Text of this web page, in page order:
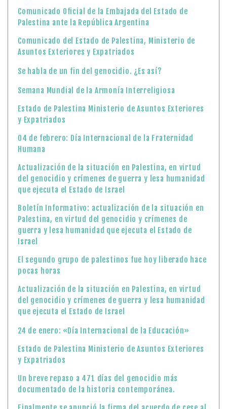
Comunicado Oficial de la Embajada del Estado de
Palestina ante la República Argentina
Comunicado del Estado de Palestina, Ministerio de
Asuntos Exteriores y Expatriados
Se habla de un fin del genocidio. ¿Es así?
Semana Mundial de la Armonía Interreligiosa
Estado de Palestina Ministerio de Asuntos Exteriores
y Expatriados
04 de febrero: Día Internacional de la Fraternidad
Humana
Actualización de la situación en Palestina, en virtud
del genocidio y crímenes de guerra y lesa humanidad
que ejecuta el Estado de Israel
Boletín Informativo: actualización de la situación en
Palestina, en virtud del genocidio y crímenes de
guerra y lesa humanidad que ejecuta el Estado de
Israel
El segundo grupo de palestinos fue hoy liberado hace
pocas horas
Actualización de la situación en Palestina, en virtud
del genocidio y crímenes de guerra y lesa humanidad
que ejecuta el Estado de Israel
24 de enero: «Día Internacional de la Educación»
Estado de Palestina Ministerio de Asuntos Exteriores
y Expatriados
Un breve repaso a 471 días del genocidio más
documentado de la historia contemporánea.